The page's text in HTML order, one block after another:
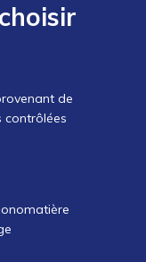
de
contrôlées